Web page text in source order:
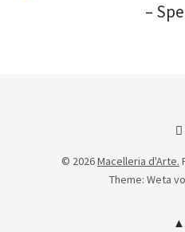
–
© 2026Macelleria d'Arte.
Theme: Weta